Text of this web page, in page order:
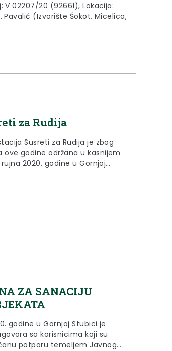
V 02207/20 (92661), Lokacija:
Pavalić (Izvorište Šokot, Micelica,
za Rudija
Susreti za Rudija je zbog
ove godine održana u kasnijem
2020. godine u Gornjoj
ZA SANACIJU
godine u Gornjoj Stubici je
sa korisnicima koji su
potporu temeljem Javnog